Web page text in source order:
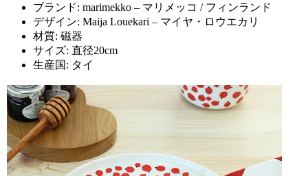
ブランド: marimekko – マリメッコ / フィンランド
デザイン: Maija Louekari – マイヤ・ロウエカリ
材質: 磁器
サイズ: 直径20cm
生産国: タイ